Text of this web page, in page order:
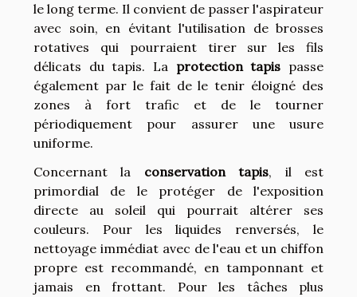
le long terme. Il convient de passer l'aspirateur
avec soin, en évitant l'utilisation de brosses
rotatives qui pourraient tirer sur les fils
délicats du tapis. La protection tapis passe
également par le fait de le tenir éloigné des
zones à fort trafic et de le tourner
périodiquement pour assurer une usure
uniforme.
Concernant la conservation tapis, il est
primordial de le protéger de l'exposition
directe au soleil qui pourrait altérer ses
couleurs. Pour les liquides renversés, le
nettoyage immédiat avec de l'eau et un chiffon
propre est recommandé, en tamponnant et
jamais en frottant. Pour les tâches plus